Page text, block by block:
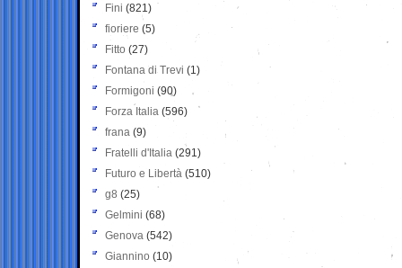
Fini (821)
fioriere (5)
Fitto (27)
Fontana di Trevi (1)
Formigoni (90)
Forza Italia (596)
frana (9)
Fratelli d'Italia (291)
Futuro e Libertà (510)
g8 (25)
Gelmini (68)
Genova (542)
Giannino (10)